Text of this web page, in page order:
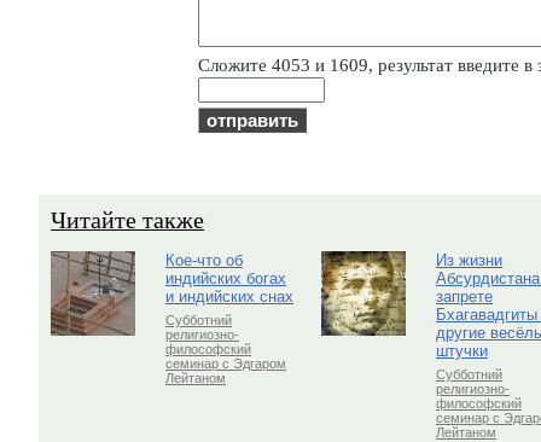
Cлoжитe 4053 и 1609, результат введите в
Читайте также
Кое-что об
индийских богах
и индийских снах
Субботний
религиозно-
философский
семинар с Эдгаром
Лейтаном
Из жизни
запрете
Бхагавадгиты
другие
штучки
Субботний
религиозно-
философский
семинар с
Лейтаном